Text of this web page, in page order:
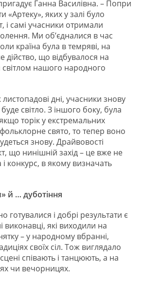
Ганна Василівна. – Попри
«Артеку», яких у залі було
і самі учасники отримали
Ми об’єдналися в час
країна була в темряві, на
дійство, що відбувалося на
світлом нашого народного
листопадові дні, учасники знову
світло. З іншого боку, була
торік у екстремальних
свято, то тепер воно
знову. Драйвовості
що нинішній захід – це вже не
конкурс, в якому визначать
й … дуботіння
готувалися і добрі результати є
які виходили на
– у народному вбранні,
своїх сіл. Тож виглядало
співають і танцюють, а на
чи вечорницях.